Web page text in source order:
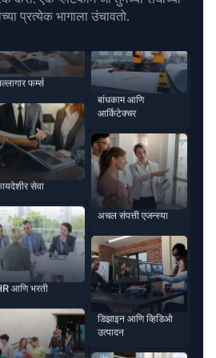
प्रत्येक भागाला उंचावतो.
सेवा
आणि भरती
बांधकाम आणि
आर्किटेक्चर
अचल संपत्ती एजन्स्या
डिझाइन आणि व्हिडिओ